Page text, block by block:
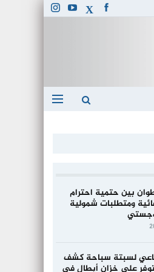
بين حتمية احترام
ومتطلبات شمولية
لسبتة سباحة كشف
على خزان أبطال في